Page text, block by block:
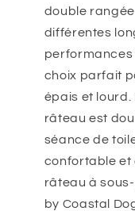
double
différentes
performances
choix parfait
épais et
râteau est
séance de
confortable et
râteau à
by Coastal